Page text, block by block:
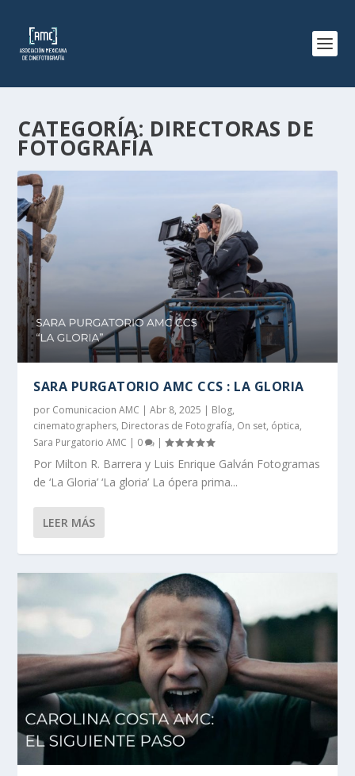
CATEGORÍA: DIRECTORAS DE
FOTOGRAFÍA
SARA PURGATORIO AMC CCS : LA GLORIA
por Comunicacion AMC |Abr 8, 2025 | Blog,
cinematographers, Directoras de Fotografía, On set, óptica,
Sara Purgatorio AMC | 0 |
Por Milton R. Barrera y Luis Enrique Galván Fotogramas
de ‘La Gloria’ ‘La gloria’ La ópera prima...
LEER MÁS